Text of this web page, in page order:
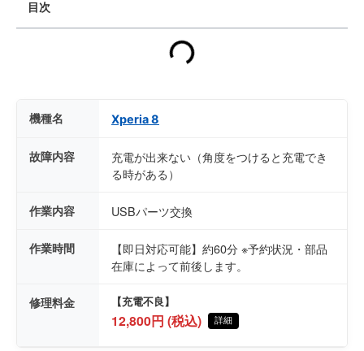
目次
機種名 Xperia 8
故障内容
充電が出来ない（角度をつけると充電でき
る時がある）
作業内容 USBパーツ交換
作業時間
【即日対応可能】約60分 ※予約状況・部品
在庫によって前後します。
修理料金 【充電不良】
12,800円 (税込) 詳細